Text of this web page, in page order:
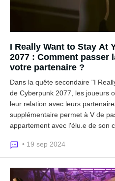
I Really Want to Stay At
2077 : Comment passer
votre partenaire ?
Dans la quête secondaire "I
de Cyberpunk 2077, les joueurs
leur relation avec leurs
supplémentaire permet à V de
appartement avec l'élu.e de son
• 19 sep 2024